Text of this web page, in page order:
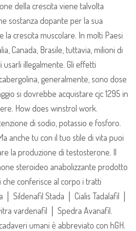
della crescita viene talvolta
sostanza dopante per la sua
la crescita muscolare. In molti Paesi
Canada, Brasile, tuttavia, milioni di
illegalmente. Gli effetti
generalmente, sono dose
si dovrebbe acquistare cjc 1295 in
How does winstrol work.
di sodio, potassio e fosforo.
anche tu con il tuo stile di vita puoi
la produzione di testosterone. Il
steroideo anabolizzante prodotto
conferisce al corpo i tratti
│ Sildenafil Stada │ Cialis Tadalafil │
vardenafil │ Spedra Avanafil.
umani è abbreviato con hGH.